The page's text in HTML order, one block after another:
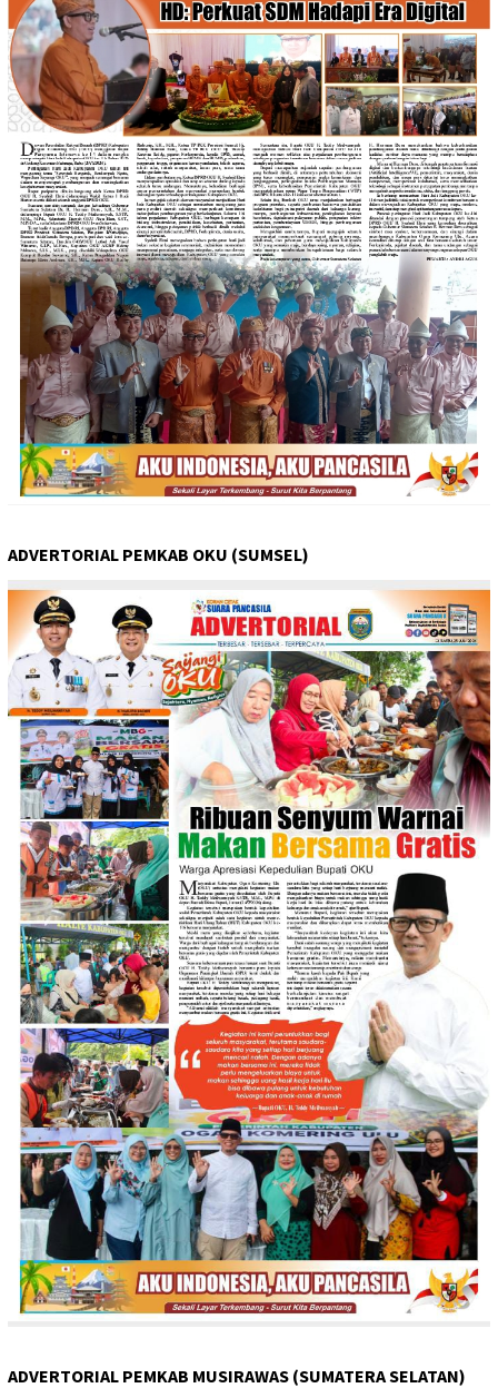
ADVERTORIAL PEMKAB OKU (SUMSEL)
ADVERTORIAL PEMKAB MUSIRAWAS (SUMATERA SELATAN)